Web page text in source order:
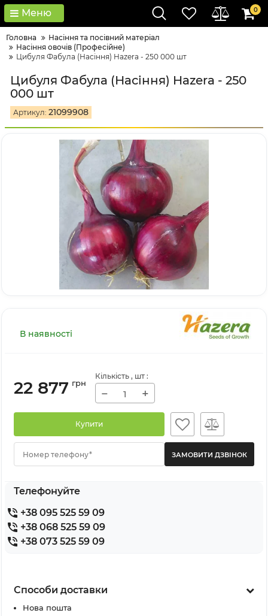
Меню 0
Головна
Насіння та посівний матеріал
Насіння овочів (Професійне)
Цибуля Фабула (Насіння) Hazera - 250 000 шт
Цибуля Фабула (Насіння) Hazera - 250
000 шт
Артикул: 21099908
В наявності
22 877 грн
Кількість , шт :
− +
Купити
Номер телефону*
Телефонуйте
+38 095 525 59 09
+38 068 525 59 09
+38 073 525 59 09
Способи доставки
Нова пошта